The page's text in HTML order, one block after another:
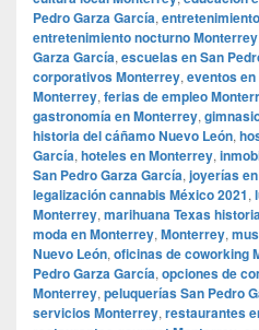
Pedro Garza García,
entretenimiento nocturno Monterrey
Garza García, escuelas en San
corporativos Monterrey, eventos
Monterrey, ferias de empleo
gastronomía en Monterrey,
historia del cáñamo Nuevo León,
García, hoteles en Monterrey,
San Pedro Garza García, joyerías
legalización cannabis México 2021,
Monterrey, marihuana Texas
moda en Monterrey, Monterrey,
Nuevo León, oficinas de coworking
Pedro Garza García, opciones de
Monterrey, peluquerías San Pedro
servicios Monterrey, restaurantes